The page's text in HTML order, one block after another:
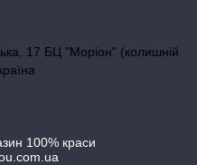
17 БЦ "Моріон" (колишній
100% краси